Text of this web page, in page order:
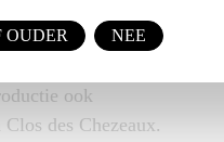
1979 en 1986
ook
des Chezeaux.
OUDER NEE